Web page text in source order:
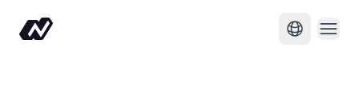
Athraigh